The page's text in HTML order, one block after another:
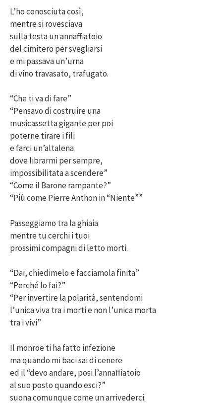
L’ho conosciuta così,
mentre si rovesciava
sulla testa un annaffiatoio
del cimitero per svegliarsi
e mi passava un’urna
di vino travasato, trafugato.
“Che ti va di fare”
“Pensavo di costruire una
musicassetta gigante per poi
poterne tirare i fili
e farci un’altalena
dove librarmi per sempre,
impossibilitata a scendere”
“Come il Barone rampante?”
“Più come Pierre Anthon in “Niente””
Passeggiamo tra la ghiaia
mentre tu cerchi i tuoi
prossimi compagni di letto morti.
“Dai, chiedimelo e facciamola finita”
“Perché lo fai?”
“Per invertire la polarità, sentendomi
l’unica viva tra i morti e non l’unica morta
tra i vivi”
Il monroe ti ha fatto infezione
ma quando mi baci sai di cenere
ed il “devo andare, posi l’annaffiatoio
al suo posto quando esci?”
suona comunque come un arrivederci.